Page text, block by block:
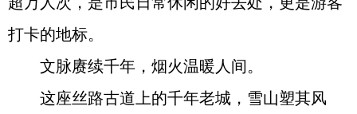
打卡的地标。
文脉赓续千年，烟火温暖人间。
这座丝路古道上的千年老城，雪山塑其风